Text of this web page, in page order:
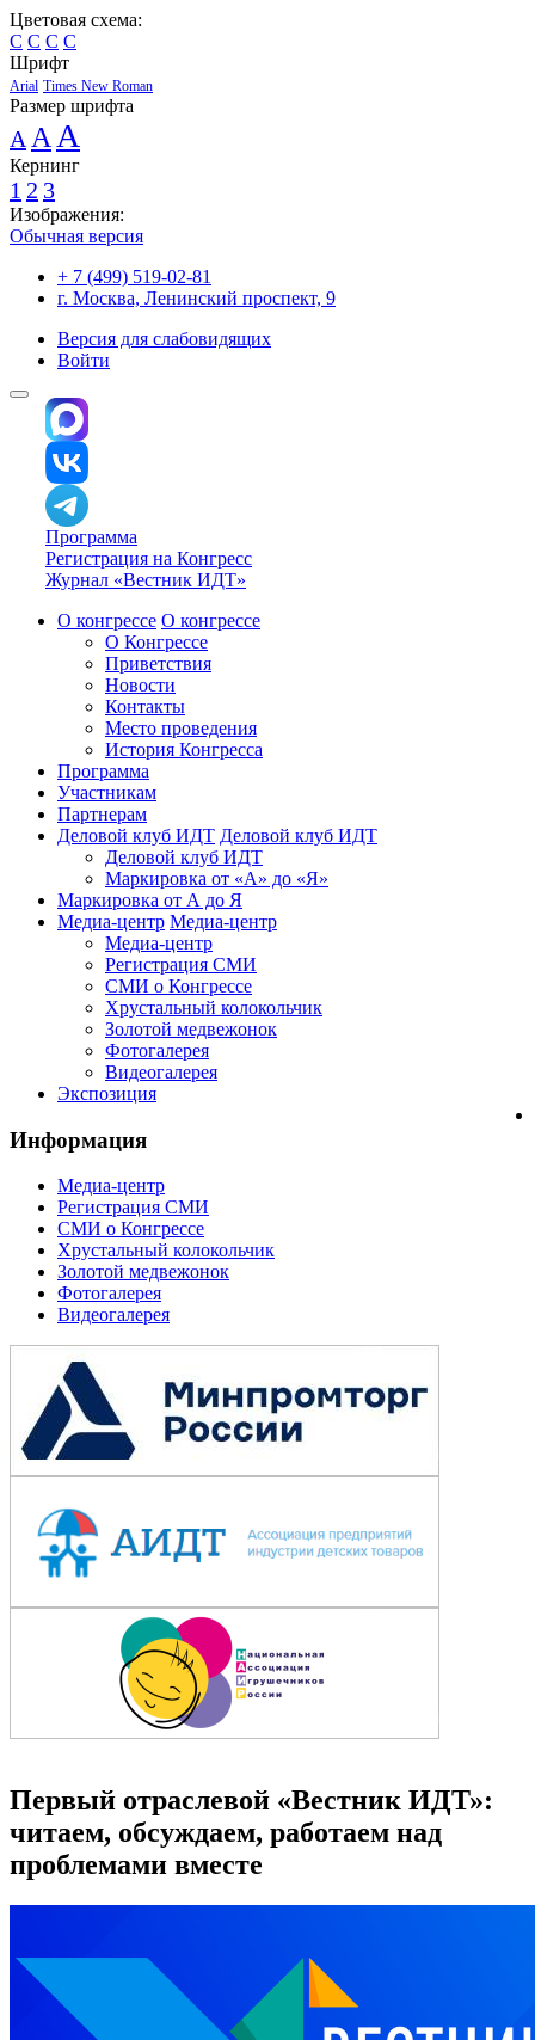
Цветовая схема:
C C C C
Шрифт
Arial Times New Roman
Размер шрифта
A A A
Кернинг
1 2 3
Изображения:
Обычная версия
+ 7 (499) 519-02-81
г. Москва, Ленинский проспект, 9
Версия для слабовидящих
Войти
Программа
Регистрация на Конгресс
Журнал «Вестник ИДТ»
О конгрессе О конгрессе
О Конгрессе
Приветствия
Новости
Контакты
Место проведения
История Конгресса
Программа
Участникам
Партнерам
Деловой клуб ИДТ Деловой клуб ИДТ
Деловой клуб ИДТ
Маркировка от «А» до «Я»
Маркировка от А до Я
Медиа-центр Медиа-центр
Медиа-центр
Регистрация СМИ
СМИ о Конгрессе
Хрустальный колокольчик
Золотой медвежонок
Фотогалерея
Видеогалерея
Экспозиция
Информация
Медиа-центр
Регистрация СМИ
СМИ о Конгрессе
Хрустальный колокольчик
Золотой медвежонок
Фотогалерея
Видеогалерея
Первый отраслевой «Вестник ИДТ»:
читаем, обсуждаем, работаем над
проблемами вместе